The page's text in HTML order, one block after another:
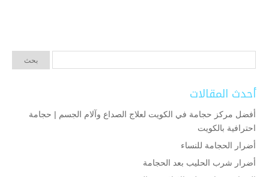
أحدث المقالات
أفضل مركز حجامة في الكويت لعلاج الصداع وآلام الجسم | حجامة
احترافية بالكويت
أضرار الحجامة للنساء
أضرار شرب الحليب بعد الحجامة